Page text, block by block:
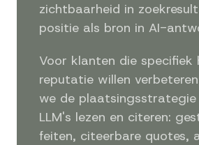
zichtbaarheid in
positie als bron in AI-
Voor klanten die specifiek
reputatie willen
we de
LLM's lezen en citeren:
feiten, citeerbare quotes,